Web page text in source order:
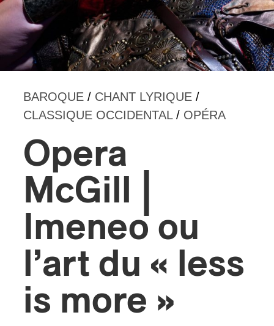
BAROQUE / CHANT LYRIQUE /
CLASSIQUE OCCIDENTAL/ OPÉRA
Opera
McGill |
Imeneo ou
l’art du « less
is more »